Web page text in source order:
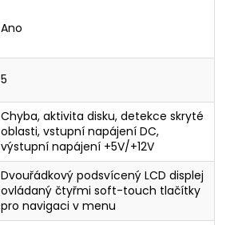
Ano
5
Chyba, aktivita disku, detekce skryté
oblasti, vstupní napájení DC,
výstupní napájení +5V/+12V
Dvouřádkový podsvícený LCD displej
ovládaný čtyřmi soft-touch tlačítky
pro navigaci v menu